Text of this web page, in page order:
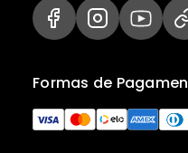
Formas de